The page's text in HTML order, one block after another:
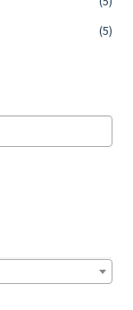
(5)